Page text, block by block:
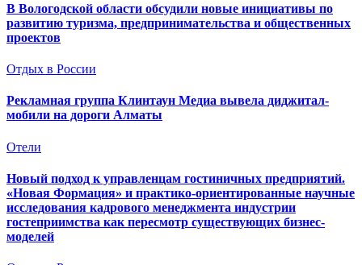
В Вологодской области обсудили новые инициативы по
развитию туризма, предпринимательства и общественных
проектов
Отдых в России
Рекламная группа Клинтаун Медиа вывела диджитал-
мобили на дороги Алматы
Отели
Новый подход к управленцам гостиничных предприятий.
«Новая Формация» и практико-ориентированные научные
исследования кадрового менеджмента индустрии
гостеприимства как пересмотр существующих бизнес-
моделей